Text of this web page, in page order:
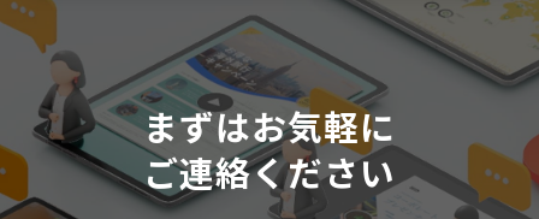
まずはお気軽に
ご連絡ください